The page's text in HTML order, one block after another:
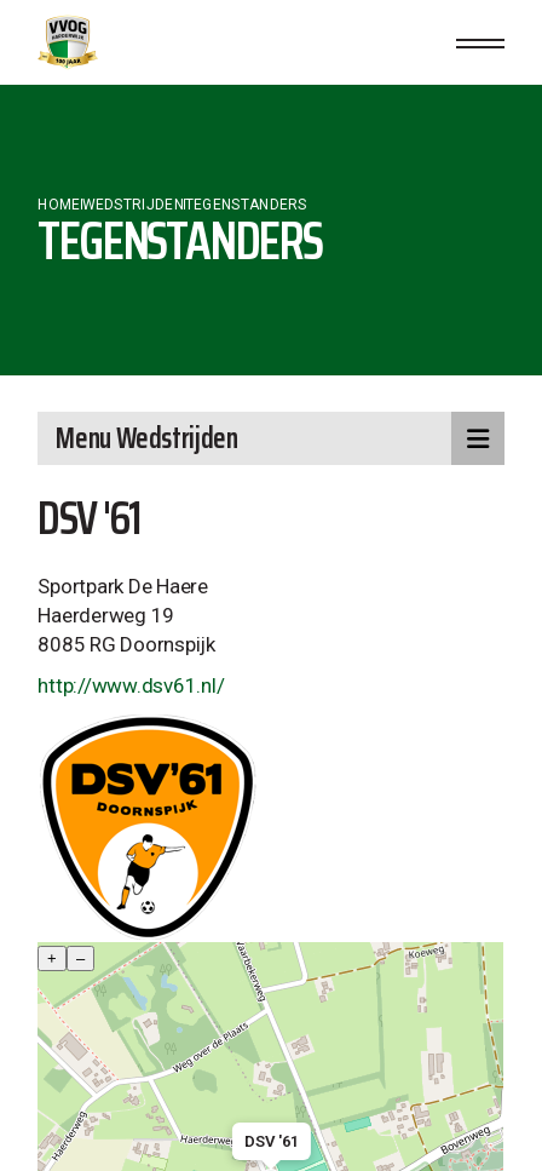
content
HOMEWEDSTRIJDEN TEGENSTANDERS
TEGENSTANDERS
DSV '61
Sportpark De Haere
Haerderweg 19
8085 RG Doornspijk
http://www.dsv61.nl/
DSV '61
+ –
Menu Wedstrijden